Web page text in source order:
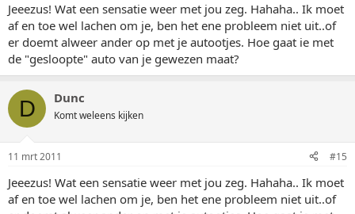
Jeeezus! Wat een sensatie weer met jou zeg. Hahaha.. Ik moet
af en toe wel lachen om je, ben het ene probleem niet uit..of
er doemt alweer ander op met je autootjes. Hoe gaat ie met
de "gesloopte" auto van je gewezen maat?
D Dunc
Komt weleens kijken
11 mrt 2011 #15
Jeeezus! Wat een sensatie weer met jou zeg. Hahaha.. Ik moet
af en toe wel lachen om je, ben het ene probleem niet uit..of